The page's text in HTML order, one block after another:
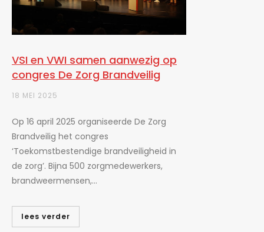
VSI en VWI samen aanwezig op
congres De Zorg Brandveilig
18 MEI 2025
Op 16 april 2025 organiseerde De Zorg
Brandveilig het congres
‘Toekomstbestendige brandveiligheid in
de zorg’. Bijna 500 zorgmedewerkers,
brandweermensen,...
lees verder